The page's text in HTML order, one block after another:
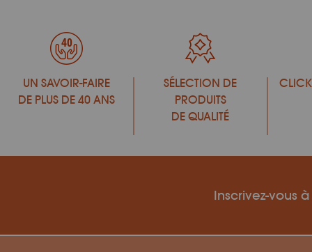
UN SAVOIR-FAIRE
DE PLUS DE 40 ANS
SÉLECTION DE
PRODUITS
DE QUALITÉ
Inscrivez-vous